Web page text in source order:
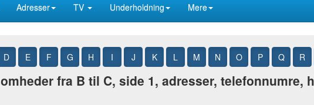
Adresser TV Underholdning Mere
D E F G H I J K L M N O P Q R
fra B til C, side 1, adresser, telefonnumre,